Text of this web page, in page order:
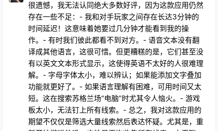
很遗憾，我无法认同绝大多数好评，因为这款应用仍然
存在一些不足：- 我和对手玩家之间存在长达3分钟的
时间延迟！这意味着她要过几分钟才能看到我的操
作。- 有时我们彼此都看不到对方。- 语音文本没有翻
译成其他语言，这很可惜。但更糟糕的是，它们甚至没
有以英文文本形式显示，这使得英语不太好的人很难理
解。- 字母字体太小，难以辨认；如果能添加文字叠加
功能就更好了。- 如果语言理解有困难，可用时间又太
短。这在搜索苏格兰场“电脑”时尤其令人恼火。- 游戏
板太小，无法钉上所有线索。- 总之，我对这款应用的
期望不仅仅是筛选大量线索然后表达怀疑。尤其是，重